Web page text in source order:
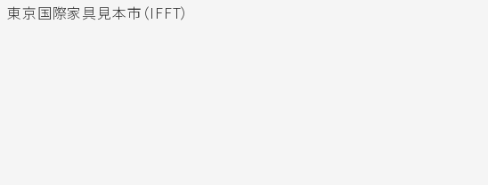
東京国際家具見本市（IFFT）